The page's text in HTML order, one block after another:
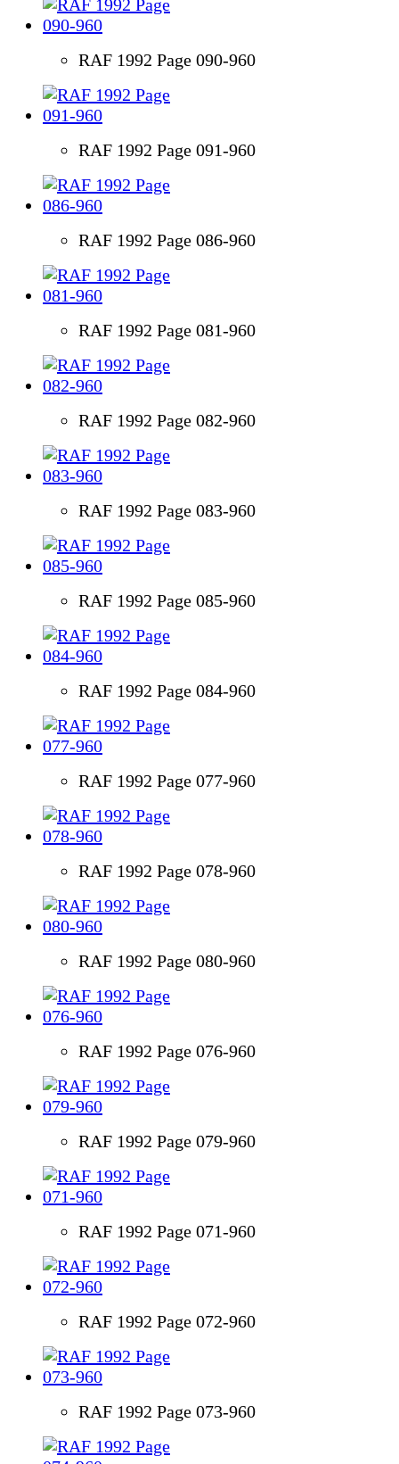
RAF 1992 Page 090-960
RAF 1992 Page 091-960
RAF 1992 Page 086-960
RAF 1992 Page 081-960
RAF 1992 Page 082-960
RAF 1992 Page 083-960
RAF 1992 Page 085-960
RAF 1992 Page 084-960
RAF 1992 Page 077-960
RAF 1992 Page 078-960
RAF 1992 Page 080-960
RAF 1992 Page 076-960
RAF 1992 Page 079-960
RAF 1992 Page 071-960
RAF 1992 Page 072-960
RAF 1992 Page 073-960